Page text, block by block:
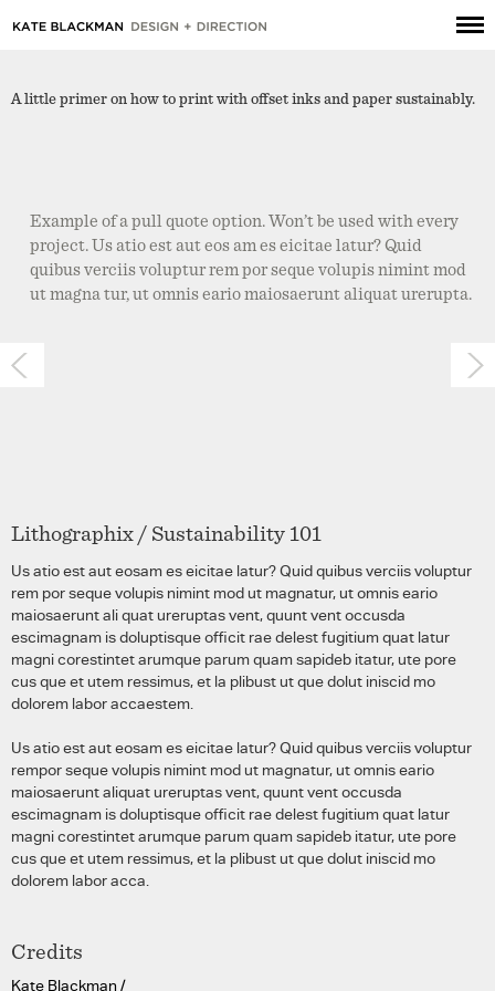
A little primer on how to print with offset inks and paper sustainably.
Example of a pull quote option. Won’t be used with every
project. Us atio est aut eos am es eicitae latur? Quid
quibus verciis voluptur rem por seque volupis nimint mod
ut magna tur, ut omnis eario maiosaerunt aliquat urerupta.
Lithographix / Sustainability 101
Us atio est aut eosam es eicitae latur? Quid quibus verciis voluptur
rem por seque volupis nimint mod ut magnatur, ut omnis eario
maiosaerunt ali quat ureruptas vent, quunt vent occusda
escimagnam is doluptisque officit rae delest fugitium quat latur
magni corestintet arumque parum quam sapideb itatur, ute pore
cus que et utem ressimus, et la plibust ut que dolut iniscid mo
dolorem labor accaestem.
Us atio est aut eosam es eicitae latur? Quid quibus verciis voluptur
rempor seque volupis nimint mod ut magnatur, ut omnis eario
maiosaerunt aliquat ureruptas vent, quunt vent occusda
escimagnam is doluptisque officit rae delest fugitium quat latur
magni corestintet arumque parum quam sapideb itatur, ute pore
cus que et utem ressimus, et la plibust ut que dolut iniscid mo
dolorem labor acca.
Credits
Kate Blackman /